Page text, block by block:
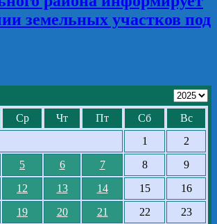
земельных участков под
Ср Чт Пт Сб
Вс
1
2
5 6 7 8
9
12 13 14 15
16
19 20 21 22
23